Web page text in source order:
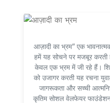
आज़ादी का भ्रम” एक
हमें यह सोचने पर मजबूर
केवल एक भ्रम में जी रहे हैं।
को उजागर करती यह रचना
जागरूकता और सच्ची
कृतिम सोशल वेलफेयर फाउंडेशन